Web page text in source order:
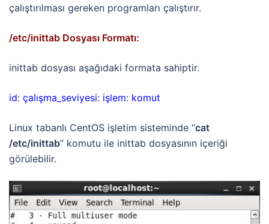
çalıştırılması gereken programları çalıştırır.
/etc/inittab Dosyası Formatı:
inittab dosyası aşağıdaki formata sahiptir.
id: çalışma_seviyesi: işlem: komut
Linux tabanlı CentOS işletim sisteminde “cat
/etc/inittab” komutu ile inittab dosyasının içeriği
görülebilir.